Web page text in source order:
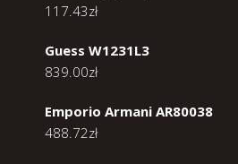
117.43zł
Guess W1231L3
839.00zł
Emporio Armani AR80038
488.72zł